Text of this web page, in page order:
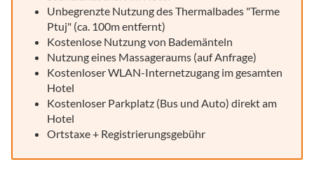
Unbegrenzte Nutzung des Thermalbades "Terme
Ptuj" (ca. 100m entfernt)
Kostenlose Nutzung von Bademänteln
Nutzung eines Massageraums (auf Anfrage)
Kostenloser WLAN-Internetzugang im gesamten
Hotel
Kostenloser Parkplatz (Bus und Auto) direkt am
Hotel
Ortstaxe + Registrierungsgebühr